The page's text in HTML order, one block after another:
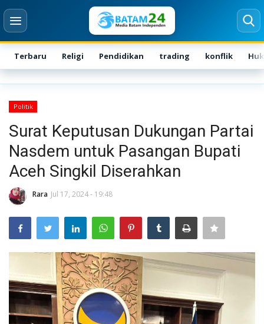
Terbaru Religi Pendidikan trading konflik
Login Register
Karir
Kontak
NASIONAL
BISNIS
Politik
Surat Keputusan Dukungan Partai
Nasdem untuk Pasangan Bupati
Aceh Singkil Diserahkan
Rara Jul 17, 2024 - 19:48